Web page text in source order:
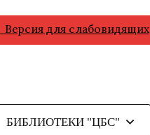
для слабовидящих
БИБЛИОТЕКИ "ЦБС"